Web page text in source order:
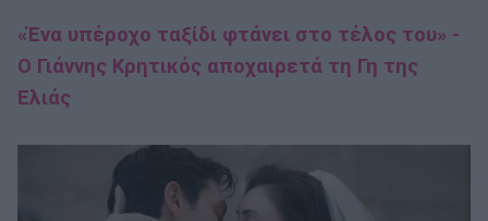
«Ένα υπέροχο ταξίδι φτάνει στο τέλος του» -
Ο Γιάννης Κρητικός αποχαιρετά τη Γη της
Ελιάς